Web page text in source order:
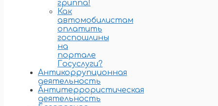
гриппа!
Как
автомобилистам
оплатить
госпошлины
на
портале
Госуслуги?
Антикоррупционная
деятельность
Антитеррористическая
деятельность